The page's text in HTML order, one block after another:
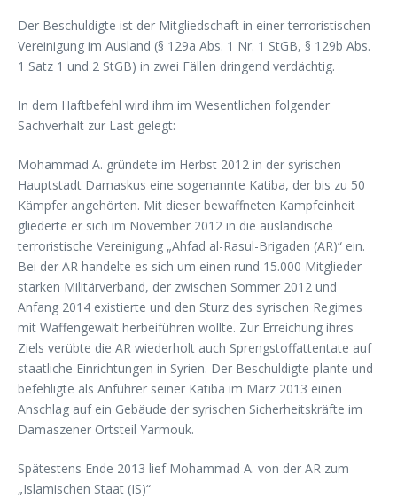
Der Beschuldigte ist der Mitgliedschaft in einer terroristischen
Vereinigung im Ausland (§ 129a Abs. 1 Nr. 1 StGB, § 129b Abs.
1 Satz 1 und 2 StGB) in zwei Fällen dringend verdächtig.
In dem Haftbefehl wird ihm im Wesentlichen folgender
Sachverhalt zur Last gelegt:
Mohammad A. gründete im Herbst 2012 in der syrischen
Hauptstadt Damaskus eine sogenannte Katiba, der bis zu 50
Kämpfer angehörten. Mit dieser bewaffneten Kampfeinheit
gliederte er sich im November 2012 in die ausländische
terroristische Vereinigung „Ahfad al-Rasul-Brigaden (AR)“ ein.
Bei der AR handelte es sich um einen rund 15.000 Mitglieder
starken Militärverband, der zwischen Sommer 2012 und
Anfang 2014 existierte und den Sturz des syrischen Regimes
mit Waffengewalt herbeiführen wollte. Zur Erreichung ihres
Ziels verübte die AR wiederholt auch Sprengstoffattentate auf
staatliche Einrichtungen in Syrien. Der Beschuldigte plante und
befehligte als Anführer seiner Katiba im März 2013 einen
Anschlag auf ein Gebäude der syrischen Sicherheitskräfte im
Damaszener Ortsteil Yarmouk.
Spätestens Ende 2013 lief Mohammad A. von der AR zum
„Islamischen Staat (IS)“